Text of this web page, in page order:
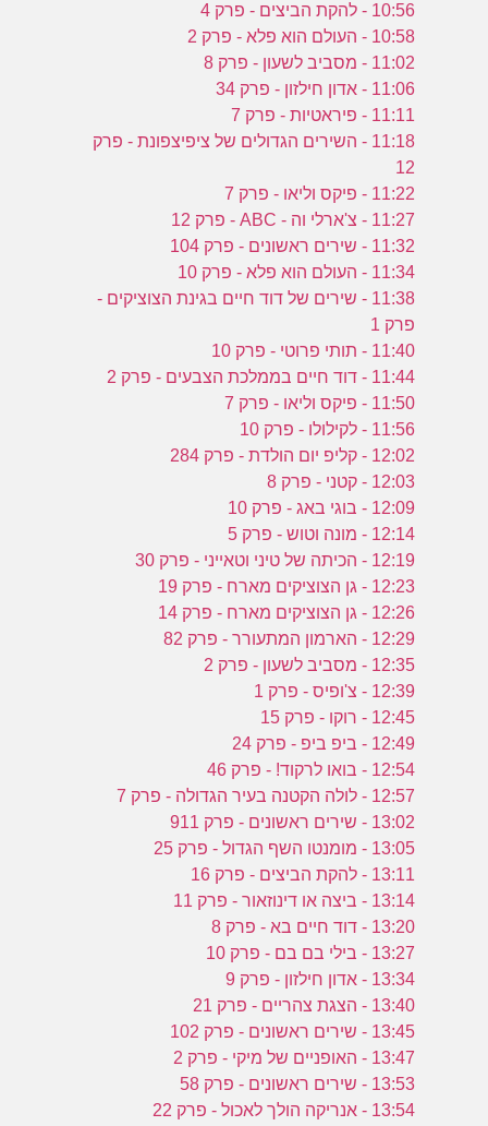
10:56 - להקת הביצים - פרק 4
10:58 - העולם הוא פלא - פרק 2
11:02 - מסביב לשעון - פרק 8
11:06 - אדון חילזון - פרק 34
11:11 - פיראטיות - פרק 7
11:18 - השירים הגדולים של ציפיצפונת - פרק
12
11:22 - פיקס וליאו - פרק 7
11:27 - צ'ארלי וה - ABC - פרק 12
11:32 - שירים ראשונים - פרק 104
11:34 - העולם הוא פלא - פרק 10
11:38 - שירים של דוד חיים בגינת הצוציקים -
פרק 1
11:40 - תותי פרוטי - פרק 10
11:44 - דוד חיים בממלכת הצבעים - פרק 2
11:50 - פיקס וליאו - פרק 7
11:56 - לקילולו - פרק 10
12:02 - קליפ יום הולדת - פרק 284
12:03 - קטני - פרק 8
12:09 - בוגי באג - פרק 10
12:14 - מונה וטוש - פרק 5
12:19 - הכיתה של טיני וטאייני - פרק 30
12:23 - גן הצוציקים מארח - פרק 19
12:26 - גן הצוציקים מארח - פרק 14
12:29 - הארמון המתעורר - פרק 82
12:35 - מסביב לשעון - פרק 2
12:39 - צ'ופיס - פרק 1
12:45 - רוקו - פרק 15
12:49 - ביפ ביפ - פרק 24
12:54 - בואו לרקוד! - פרק 46
12:57 - לולה הקטנה בעיר הגדולה - פרק 7
13:02 - שירים ראשונים - פרק 911
13:05 - מומנטו השף הגדול - פרק 25
13:11 - להקת הביצים - פרק 16
13:14 - ביצה או דינוזאור - פרק 11
13:20 - דוד חיים בא - פרק 8
13:27 - בילי בם בם - פרק 10
13:34 - אדון חילזון - פרק 9
13:40 - הצגת צהריים - פרק 21
13:45 - שירים ראשונים - פרק 102
13:47 - האופניים של מיקי - פרק 2
13:53 - שירים ראשונים - פרק 58
13:54 - אנריקה הולך לאכול - פרק 22